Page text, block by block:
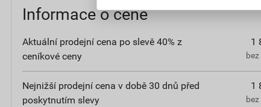
Informace o ceně
Aktuální prodejní cena po slevě 40% z
ceníkové ceny
1
bez
Nejnižší prodejní cena v době 30 dnů před
poskytnutím slevy
1
bez